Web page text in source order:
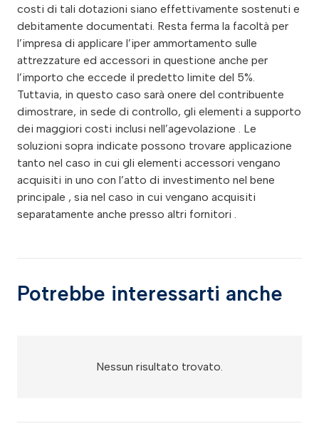
costi di tali dotazioni siano effettivamente sostenuti e
debitamente documentati. Resta ferma la facoltà per
l’impresa di applicare l’iper ammortamento sulle
attrezzature ed accessori in questione anche per
l’importo che eccede il predetto limite del 5%.
Tuttavia, in questo caso sarà onere del contribuente
dimostrare, in sede di controllo, gli elementi a supporto
dei maggiori costi inclusi nell’agevolazione . Le
soluzioni sopra indicate possono trovare applicazione
tanto nel caso in cui gli elementi accessori vengano
acquisiti in uno con l’atto di investimento nel bene
principale , sia nel caso in cui vengano acquisiti
separatamente anche presso altri fornitori .
Potrebbe interessarti anche
Nessun risultato trovato.